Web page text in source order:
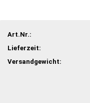
Art.Nr.:
Lieferzeit:
Versandgewicht: